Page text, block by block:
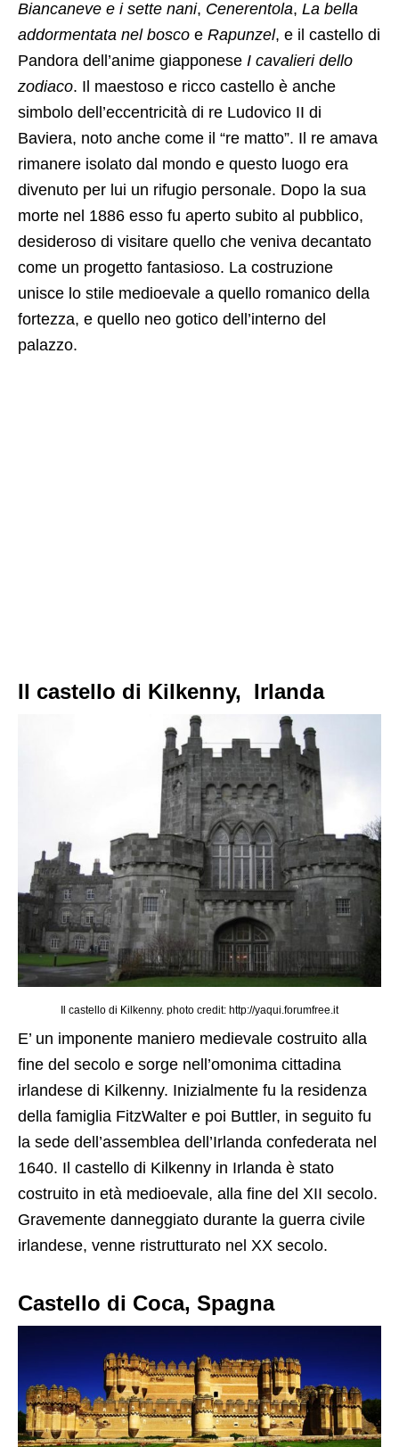
Biancaneve e i sette nani, Cenerentola, La bella
addormentata nel bosco e Rapunzel, e il castello di
Pandora dell’anime giapponese I cavalieri dello
zodiaco. Il maestoso e ricco castello è anche
simbolo dell’eccentricità di re Ludovico II di
Baviera, noto anche come il “re matto”. Il re amava
rimanere isolato dal mondo e questo luogo era
divenuto per lui un rifugio personale. Dopo la sua
morte nel 1886 esso fu aperto subito al pubblico,
desideroso di visitare quello che veniva decantato
come un progetto fantasioso. La costruzione
unisce lo stile medioevale a quello romanico della
fortezza, e quello neo gotico dell’interno del
palazzo.
Il castello di Kilkenny, Irlanda
Il castello di Kilkenny. photo credit: http://yaqui.forumfree.it
E’ un imponente maniero medievale costruito alla
fine del secolo e sorge nell’omonima cittadina
irlandese di Kilkenny. Inizialmente fu la residenza
della famiglia FitzWalter e poi Buttler, in seguito fu
la sede dell’assemblea dell’Irlanda confederata nel
1640. Il castello di Kilkenny in Irlanda è stato
costruito in età medioevale, alla fine del XII secolo.
Gravemente danneggiato durante la guerra civile
irlandese, venne ristrutturato nel XX secolo.
Castello di Coca, Spagna